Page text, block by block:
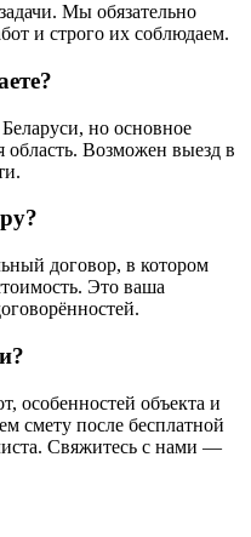
Мы обязательно
и строго их соблюдаем.
но основное
Возможен выезд в
договор, в котором
Это ваша
особенностей объекта и
смету после бесплатной
Свяжитесь с нами —